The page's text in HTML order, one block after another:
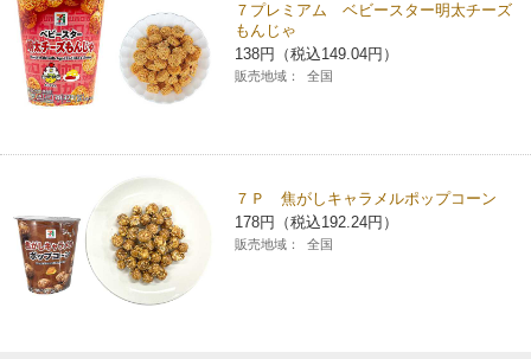
７プレミアム ベビースター明太チーズ
もんじゃ
138円（税込149.04円）
販売地域： 全国
７Ｐ 焦がしキャラメルポップコーン
178円（税込192.24円）
販売地域： 全国